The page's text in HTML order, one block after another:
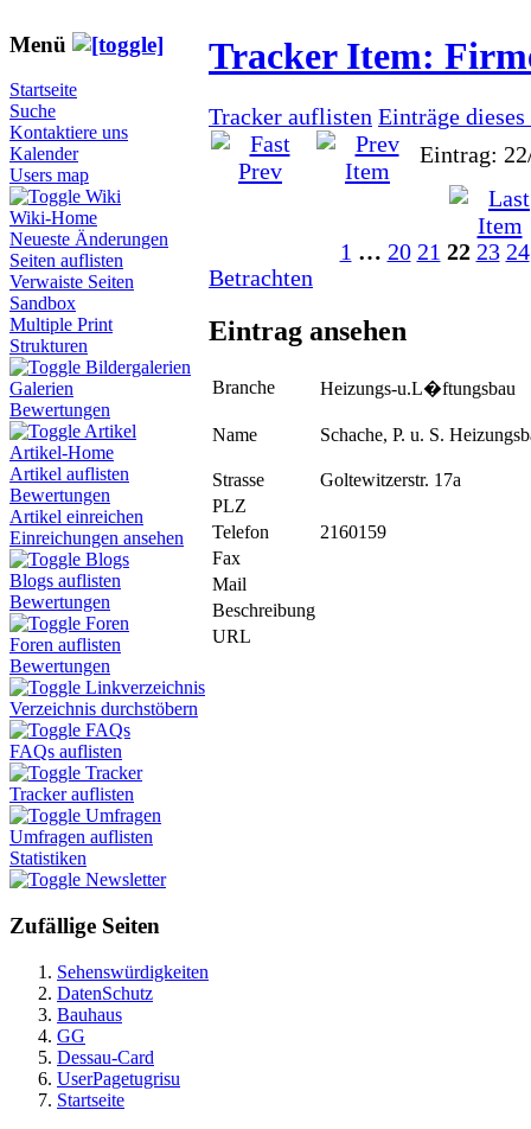
Menü
Startseite
Suche
Kontaktiere uns
Kalender
Users map
Wiki
Wiki-Home
Neueste Änderungen
Seiten auflisten
Verwaiste Seiten
Sandbox
Multiple Print
Strukturen
Bildergalerien
Galerien
Bewertungen
Artikel
Artikel-Home
Artikel auflisten
Bewertungen
Artikel einreichen
Einreichungen ansehen
Blogs
Blogs auflisten
Bewertungen
Foren
Foren auflisten
Bewertungen
Linkverzeichnis
Verzeichnis durchstöbern
FAQs
FAQs auflisten
Tracker
Tracker auflisten
Umfragen
Umfragen auflisten
Statistiken
Newsletter
Zufällige Seiten
Sehenswürdigkeiten
DatenSchutz
Bauhaus
GG
Dessau-Card
UserPagetugrisu
Startseite
Tracker Item:
Tracker auflisten Einträge dieses
Eintrag:
1 … 20 21 22 23 24
Betrachten
Eintrag ansehen
Branche Heizungs-u.L�ftungsbau
Name Schache, P. u. S.
Strasse
Goltewitzerstr. 17a
PLZ
Telefon
2160159
Fax
Mail
Beschreibung
URL